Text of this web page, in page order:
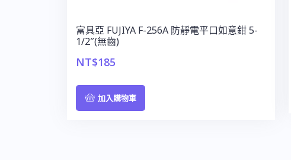
富具亞 FUJIYA F-256A 防靜電平口如意鉗 5-
1/2″(無齒)
NT$185
加入購物車